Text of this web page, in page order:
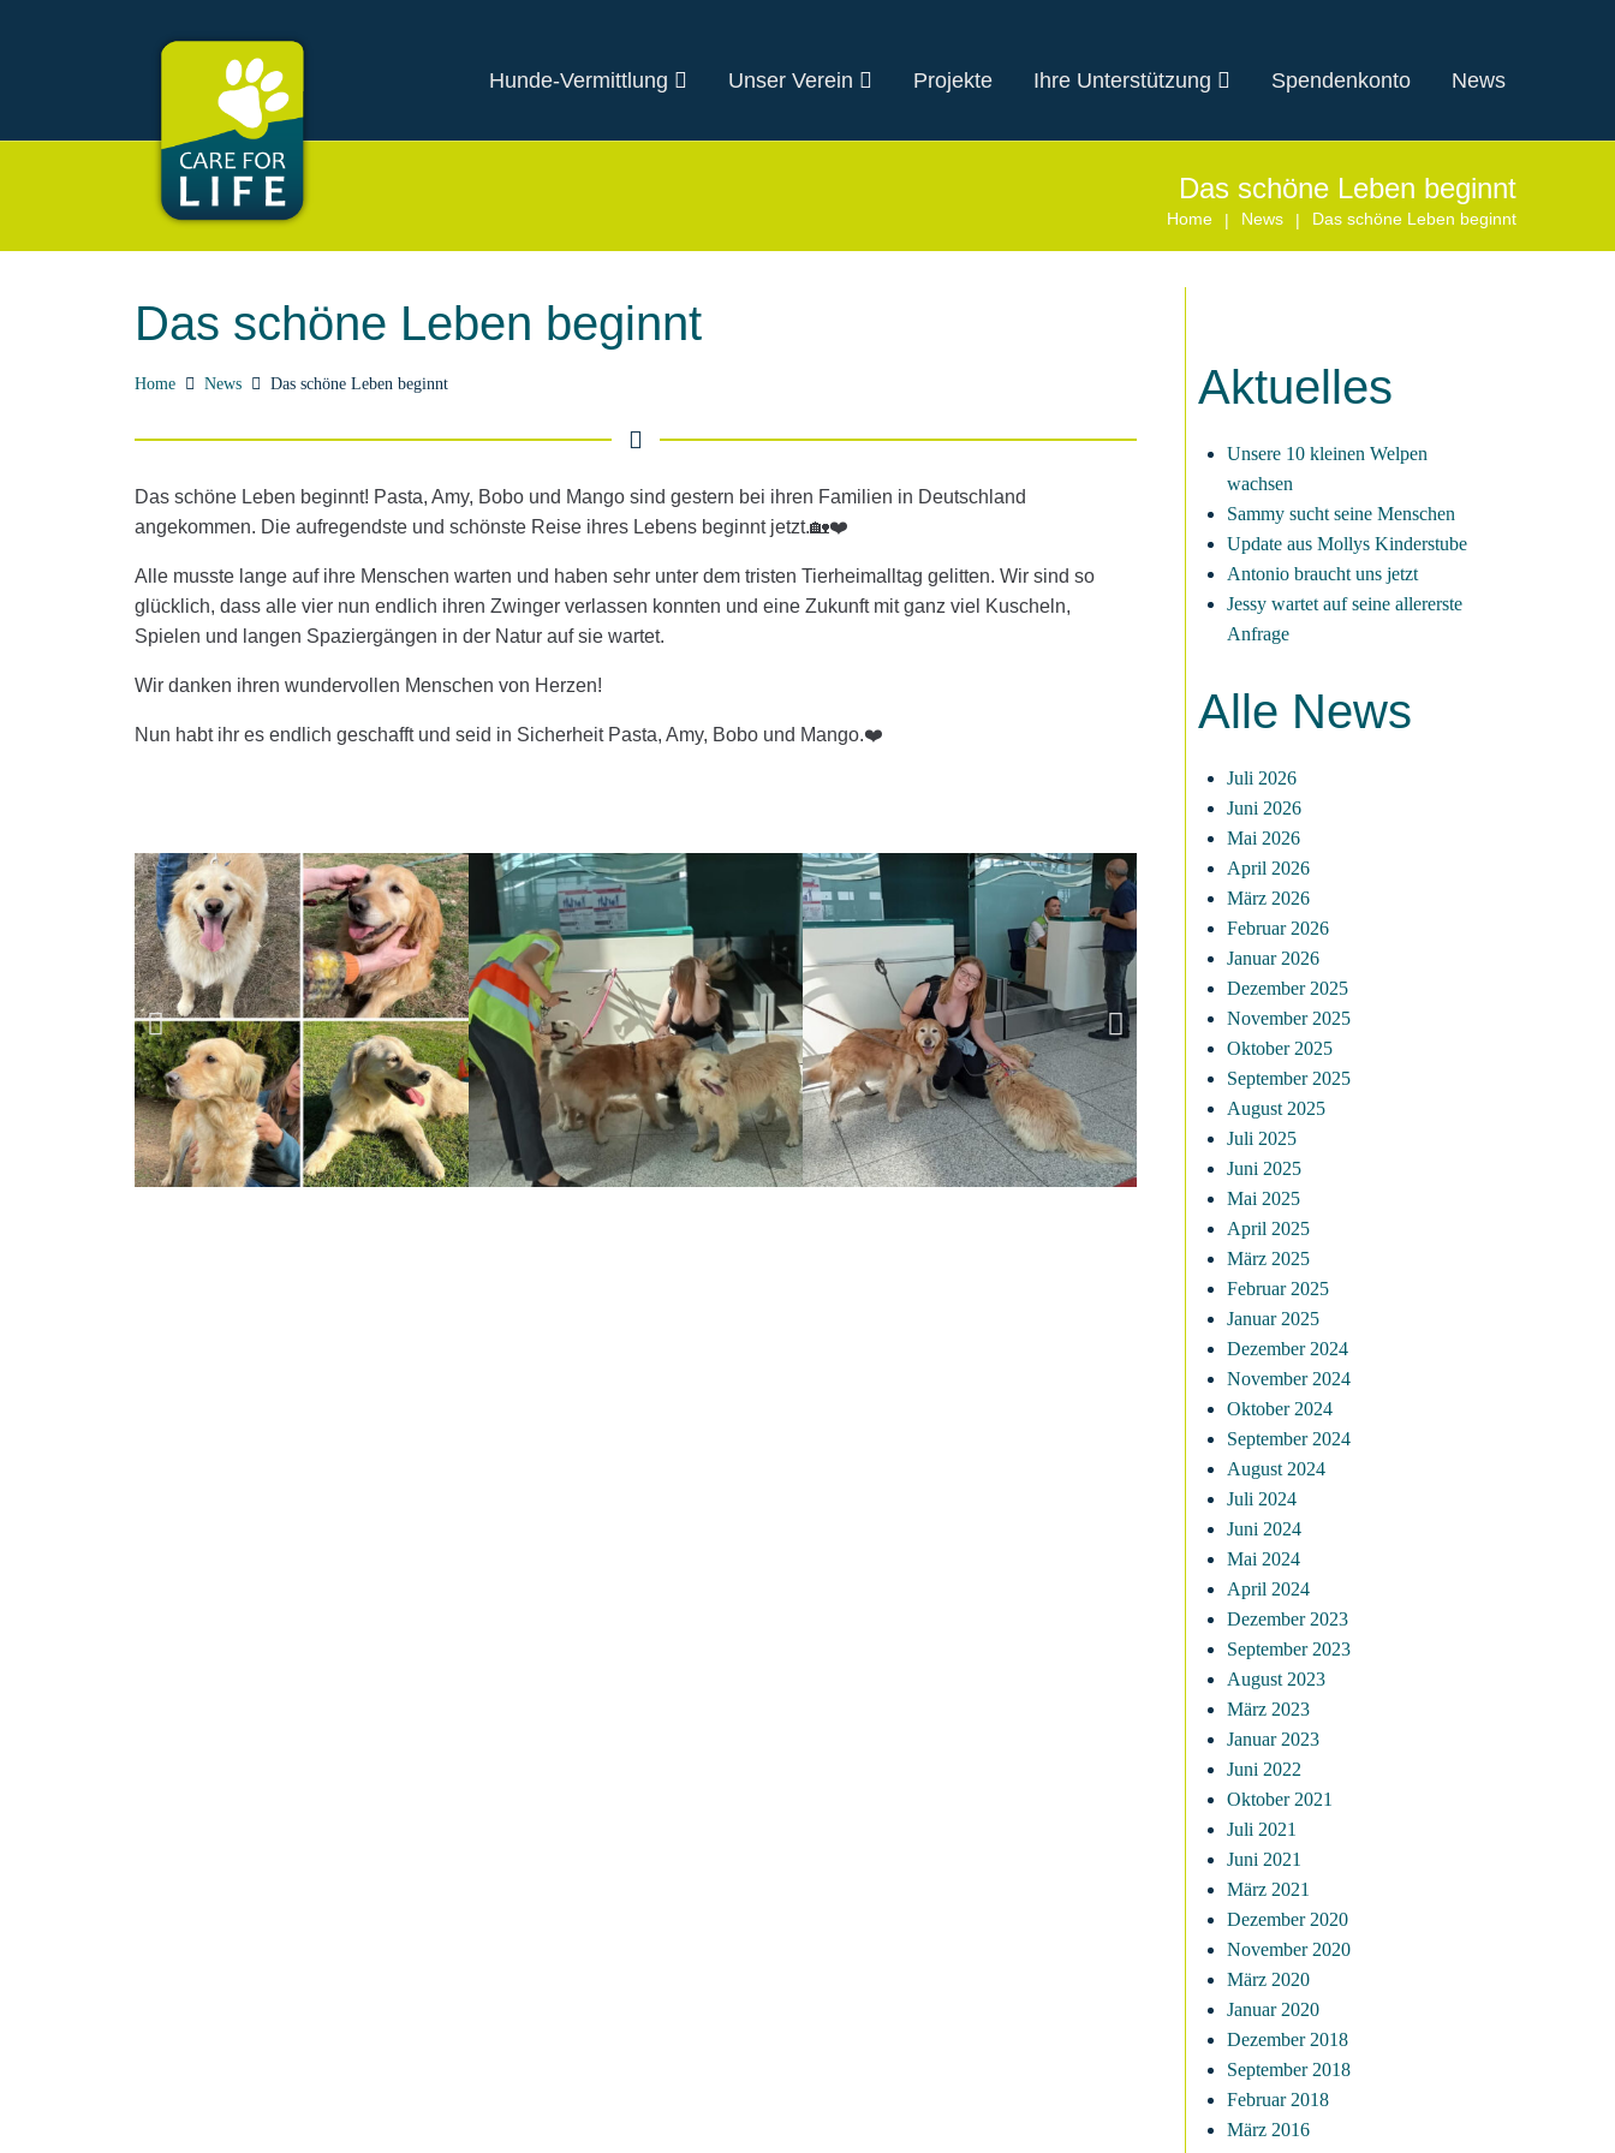
Hunde-Vermittlung Unser Verein Projekte Ihre Unterstützung Spendenkonto News
Das schöne Leben beginnt
Home | News | Das schöne Leben beginnt
Das schöne Leben beginnt
Home News Das schöne Leben beginnt
Das schöne Leben beginnt! Pasta, Amy, Bobo und Mango sind gestern bei ihren Familien in Deutschland
angekommen. Die aufregendste und schönste Reise ihres Lebens beginnt jetzt.🏡❤️
Alle musste lange auf ihre Menschen warten und haben sehr unter dem tristen Tierheimalltag gelitten. Wir sind so
glücklich, dass alle vier nun endlich ihren Zwinger verlassen konnten und eine Zukunft mit ganz viel Kuscheln,
Spielen und langen Spaziergängen in der Natur auf sie wartet.
Wir danken ihren wundervollen Menschen von Herzen!
Nun habt ihr es endlich geschafft und seid in Sicherheit Pasta, Amy, Bobo und Mango.❤️
Aktuelles
Unsere 10 kleinen Welpen
wachsen
Sammy sucht seine Menschen
Update aus Mollys Kinderstube
Antonio braucht uns jetzt
Jessy wartet auf seine allererste
Anfrage
Alle News
Juli 2026
Juni 2026
Mai 2026
April 2026
März 2026
Februar 2026
Januar 2026
Dezember 2025
November 2025
Oktober 2025
September 2025
August 2025
Juli 2025
Juni 2025
Mai 2025
April 2025
März 2025
Februar 2025
Januar 2025
Dezember 2024
November 2024
Oktober 2024
September 2024
August 2024
Juli 2024
Juni 2024
Mai 2024
April 2024
Dezember 2023
September 2023
August 2023
März 2023
Januar 2023
Juni 2022
Oktober 2021
Juli 2021
Juni 2021
März 2021
Dezember 2020
November 2020
März 2020
Januar 2020
Dezember 2018
September 2018
Februar 2018
März 2016